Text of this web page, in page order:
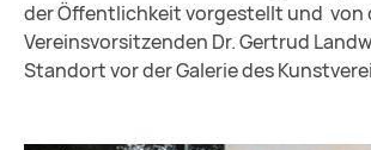
der Öffentlichkeit vorgestellt und von
Vereinsvorsitzenden Dr. Gertrud
Standort vor der Galerie des